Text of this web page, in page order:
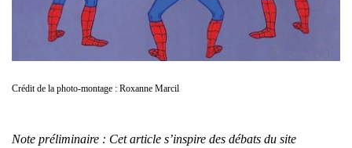
Crédit de la photo-montage : Roxanne Marcil
Note préliminaire : Cet article s’inspire des débats du site